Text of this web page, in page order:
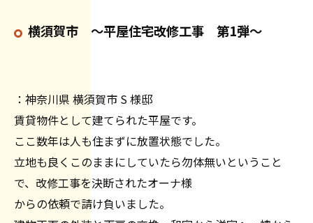
横須賀市 ～平屋住宅改修工事 第1弾～
：神奈川県 横須賀市 S 様邸
賃貸物件として建てられた平屋です。
ここ数年は人も住まずに放置状態でした。
立地も良くこのままにしていたら勿体無いということ
で、改修工事を決断されたオーナ様
からの依頼で請け負いました。